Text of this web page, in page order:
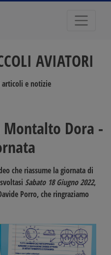
AVIATORI
articoli e notizie
Dora -
che riassume la giornata di
Sabato 18 Giugno 2022,
Porro, che ringraziamo